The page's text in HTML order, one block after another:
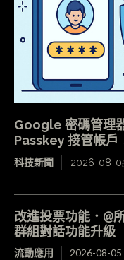
Google 密碼管理
Passkey 接管帳戶
科技新聞 2026-08-
改進投票功能．
群組對話功能升級
流動應用 2026-08-05